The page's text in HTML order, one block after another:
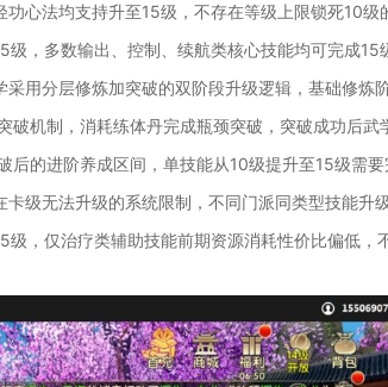
心法均支持升至15级，不存在等级上限锁死10级
，多数输出、控制、续航类核心技能均可完成15
用分层修炼加突破的双阶段升级逻辑，基础修炼
机制，消耗练体丹完成瓶颈突破，突破成功后武
的进阶养成区间，单技能从10级提升至15级需要
级无法升级的系统限制，不同门派同类型技能升
，仅治疗类辅助技能前期资源消耗性价比偏低，